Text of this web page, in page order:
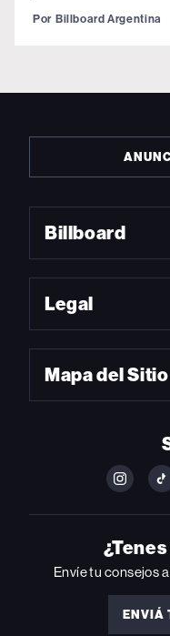
Por Billboard Argentina
Billboard
Legal
Mapa del Sitio
FOLLOW
ON
Envíe tu consejos
ENVIÁ
ENVIÁ